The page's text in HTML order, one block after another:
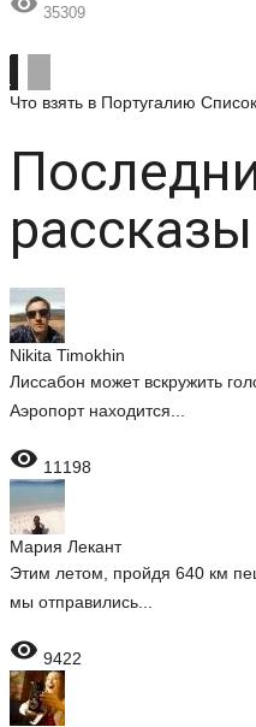
35309
Что взять в Португалию
рассказы
Nikita Timokhin
Лиссабон может вскружить
Аэропорт находится...
 11198
Мария Лекант
Этим летом, пройдя 640 км
мы отправились...
 9422